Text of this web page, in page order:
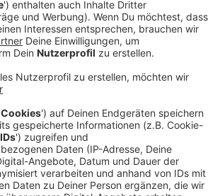
23.12.2022 14:24
Outdoor-Fitness-Geräten auch:
mit Wetterschutz,
– und ab nächstem Jahr auch W-
Infotafeln. Ebenfalls wurde das
mit geruchsneutralisierendem